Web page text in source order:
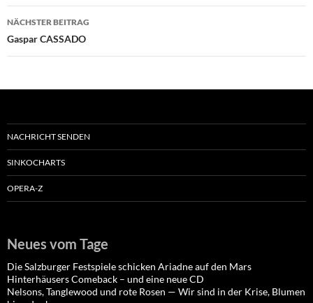
NÄCHSTER BEITRAG
Gaspar CASSADO
NACHRICHT SENDEN
SINKOCHARTS
OPERA-Z
Neues vom Tage
Die Salzburger Festspiele schicken Ariadne auf den Mars
Hinterhäusers Comeback – und eine neue CD
Nelsons, Tanglewood und rote Rosen — Wir sind in der Krise, Blumen